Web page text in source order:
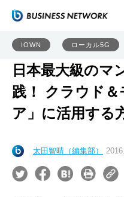
IOWN ローカル5G
日本最大級のマ
践！ クラウド
ア」に活用する
太田智晴（編集部）